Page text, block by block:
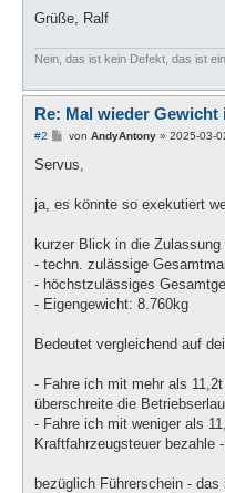
Grüße, Ralf
Nein, das ist kein Defekt, das ist
Re: Mal wieder Gewicht
#2
B
i
a
von AndyAntony» 2025-03-
Servus,
ja, es könnte so exekutiert
kurzer Blick in die
- techn. zulässige
- höchstzulässiges
- Eigengewicht: 8.760kg
Bedeutet vergleichend auf
- Fahre ich mit mehr als
überschreite die
- Fahre ich mit weniger als
Kraftfahrzeugsteuer bezahle
bezüglich Führerschein -